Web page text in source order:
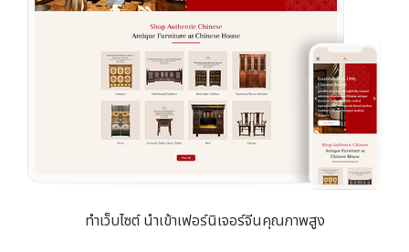
ทำเว็บไซต์ นำเข้าเฟอร์นิเจอร์จีนคุณภาพสูง